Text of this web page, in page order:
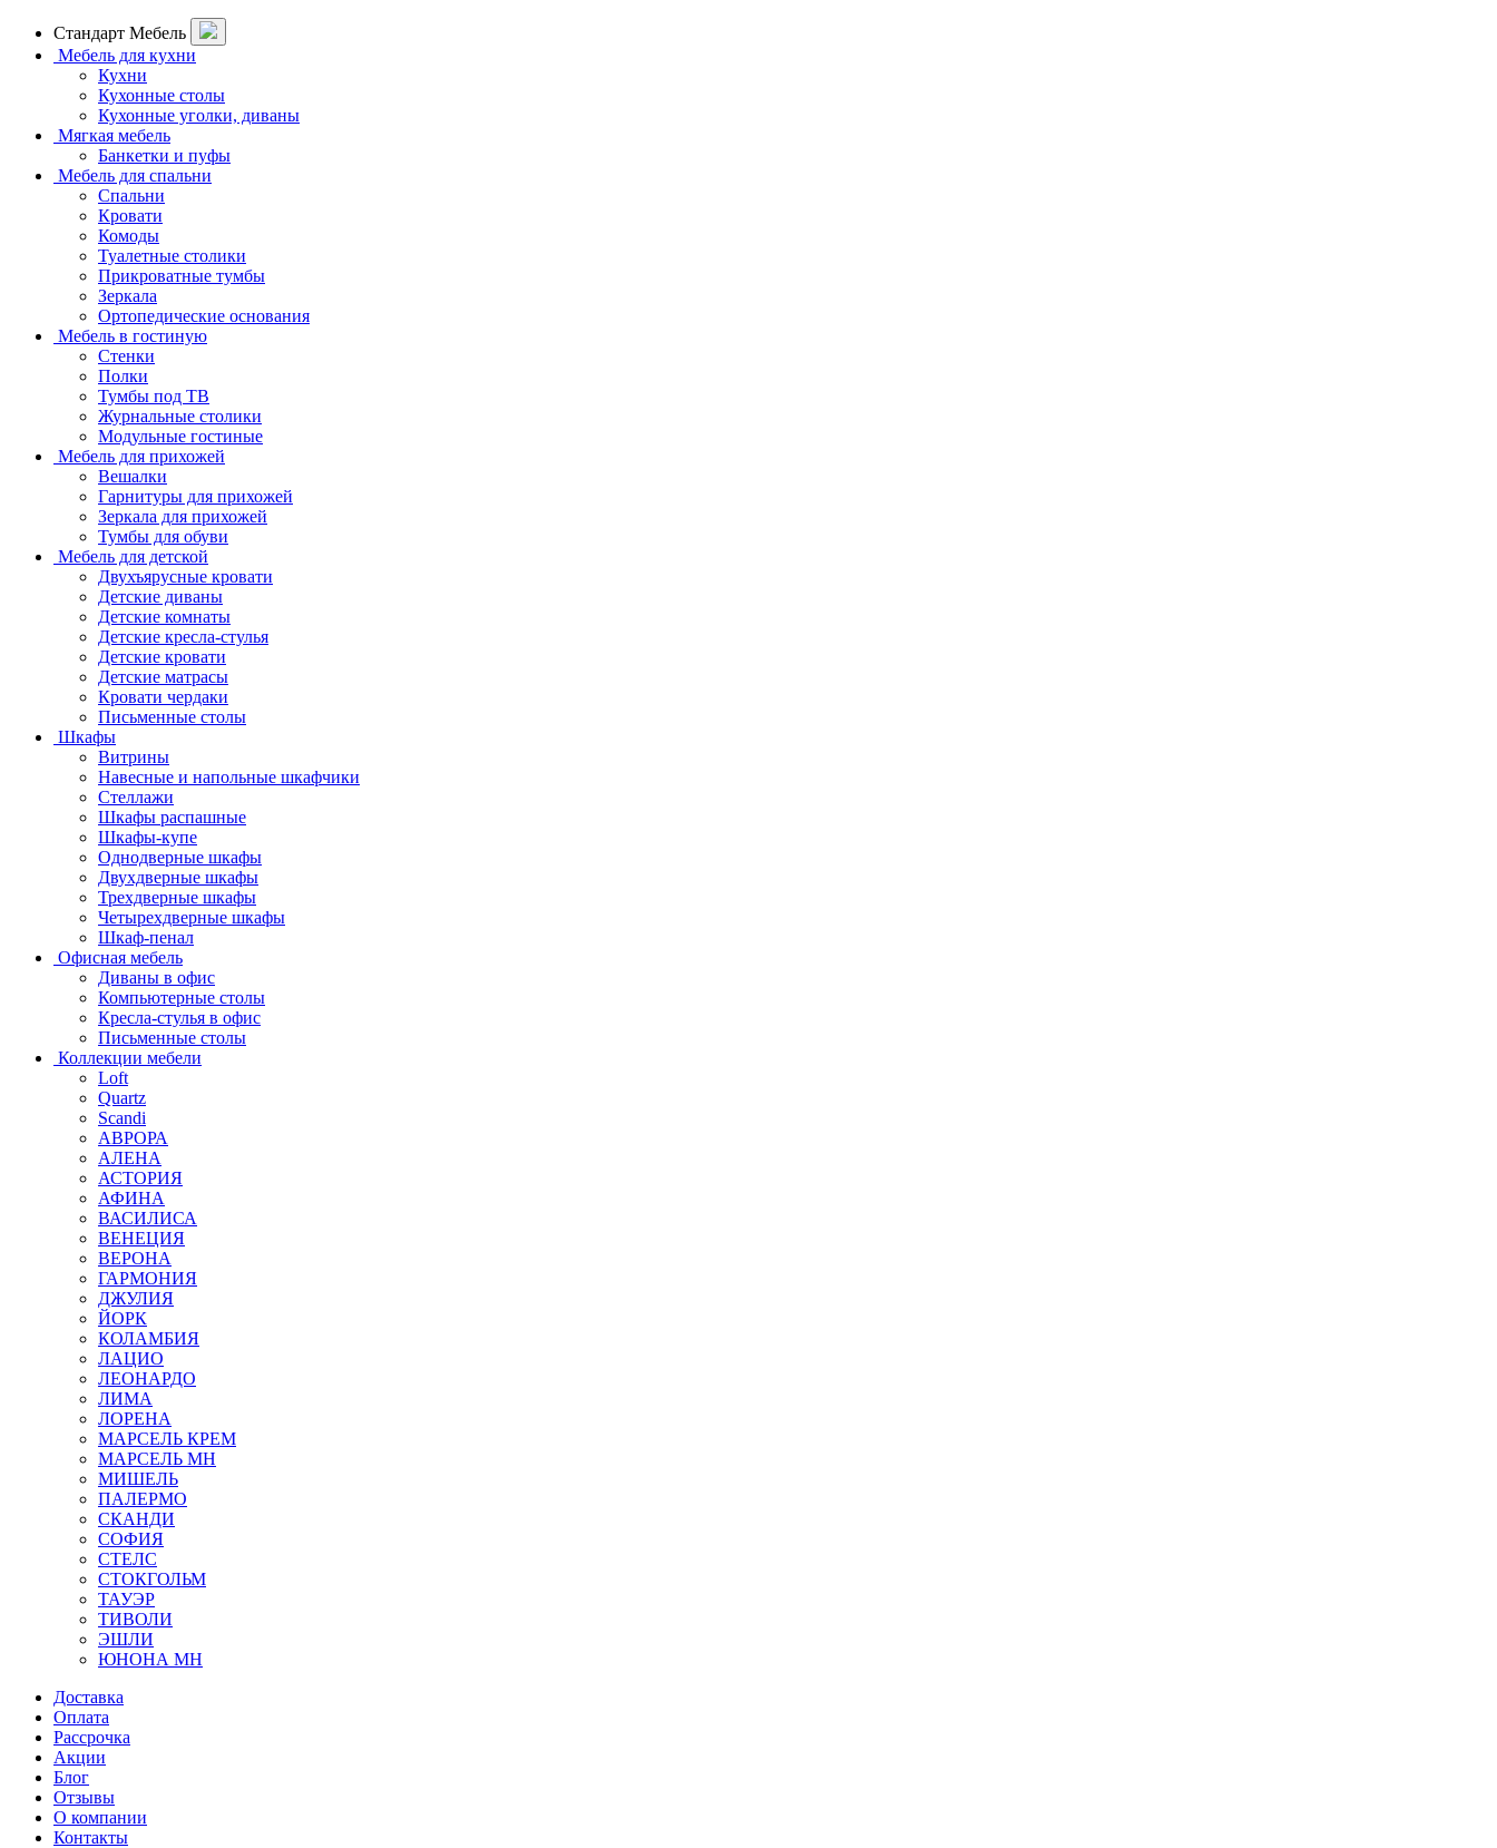
Стандарт Мебель
Мебель для кухни
Кухни
Кухонные столы
Кухонные уголки, диваны
Мягкая мебель
Банкетки и пуфы
Мебель для спальни
Спальни
Кровати
Комоды
Туалетные столики
Прикроватные тумбы
Зеркала
Ортопедические основания
Мебель в гостиную
Стенки
Полки
Тумбы под ТВ
Журнальные столики
Модульные гостиные
Мебель для прихожей
Вешалки
Гарнитуры для прихожей
Зеркала для прихожей
Тумбы для обуви
Мебель для детской
Двухъярусные кровати
Детские диваны
Детские комнаты
Детские кресла-стулья
Детские кровати
Детские матрасы
Кровати чердаки
Письменные столы
Шкафы
Витрины
Навесные и напольные шкафчики
Стеллажи
Шкафы распашные
Шкафы-купе
Однодверные шкафы
Двухдверные шкафы
Трехдверные шкафы
Четырехдверные шкафы
Шкаф-пенал
Офисная мебель
Диваны в офис
Компьютерные столы
Кресла-стулья в офис
Письменные столы
Коллекции мебели
Loft
Quartz
Scandi
АВРОРА
АЛЕНА
АСТОРИЯ
АФИНА
ВАСИЛИСА
ВЕНЕЦИЯ
ВЕРОНА
ГАРМОНИЯ
ДЖУЛИЯ
ЙОРК
КОЛАМБИЯ
ЛАЦИО
ЛЕОНАРДО
ЛИМА
ЛОРЕНА
МАРСЕЛЬ КРЕМ
МАРСЕЛЬ МН
МИШЕЛЬ
ПАЛЕРМО
СКАНДИ
СОФИЯ
СТЕЛС
СТОКГОЛЬМ
ТАУЭР
ТИВОЛИ
ЭШЛИ
ЮНОНА МН
Доставка
Оплата
Рассрочка
Акции
Блог
Отзывы
О компании
Контакты